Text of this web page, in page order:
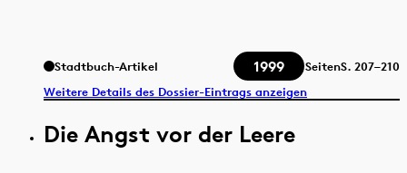
Stadtbuch-Artikel 1999 SeitenS. 207–210
Weitere Details des Dossier-Eintrags anzeigen
Die Angst vor der Leere